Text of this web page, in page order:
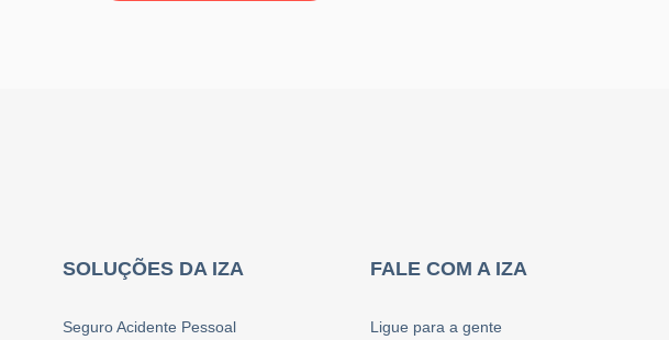
SOLUÇÕES DA IZA
Seguro Acidente Pessoal
FALE COM A IZA
Ligue para a gente